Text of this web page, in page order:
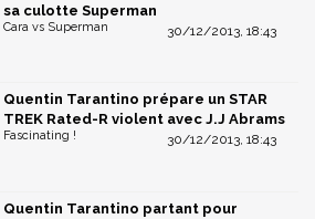
sa culotte Superman
30/12/2013, 18:43
Cara vs Superman
Quentin Tarantino prépare un STAR
TREK Rated-R violent avec J.J Abrams
30/12/2013, 18:43
Fascinating !
Quentin Tarantino partant pour